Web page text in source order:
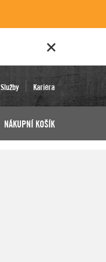
Služby Kariéra
NÁKUPNÍ KOŠÍK